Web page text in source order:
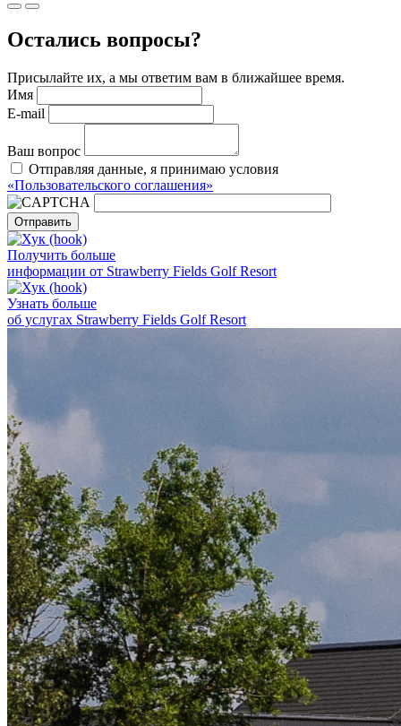
Остались вопросы?
Присылайте их, а мы ответим вам в ближайшее время.
Имя
E-mail
Ваш вопрос
Отправляя данные, я принимаю условия
«Пользовательского соглашения»
Отправить
Получить больше
информации от Strawberry Fields Golf Resort
Узнать больше
об услугах Strawberry Fields Golf Resort